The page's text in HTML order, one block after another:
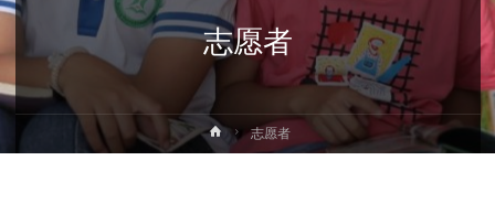
志愿者
首
页
志愿者